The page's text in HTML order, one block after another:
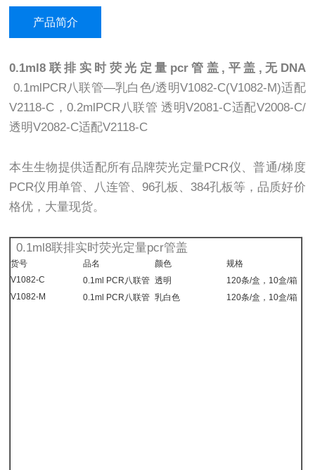
产品简介
0.1ml8联排实时荧光定量pcr管盖,平盖,无DNA
0.1mlPCR八联管—乳白色/透明V1082-C(V1082-M)适配
V2118-C，0.2mlPCR八联管 透明V2081-C适配V2008-C/
透明V2082-C适配V2118-C
本生生物提供适配所有品牌荧光定量PCR仪、普通/梯度
PCR仪用单管、八连管、96孔板、384孔板等，品质好价
格优，大量现货。
0.1ml8联排实时荧光定量pcr管盖
货号 品名 颜色
规格
V1082-C
0.1ml PCR八联管 透明
120条/盒，10盒/箱
V1082-M
0.1ml PCR八联管 乳白色 120条/盒，10盒/箱